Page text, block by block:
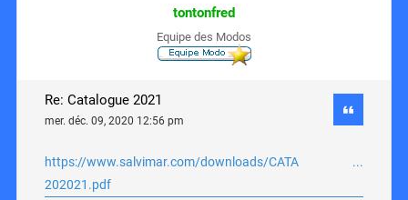
tontonfred
Equipe des Modos
Re: Catalogue 2021
mer. déc. 09, 2020 12:56 pm
https://www.salvimar.com/downloads/CATA ...
202021.pdf